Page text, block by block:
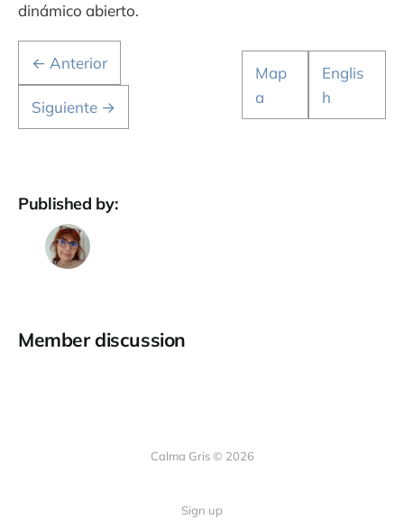
dinámico abierto.
← Anterior
Siguiente →
Map
a
Englis
h
Published by:
Member discussion
Calma Gris © 2026
Sign up